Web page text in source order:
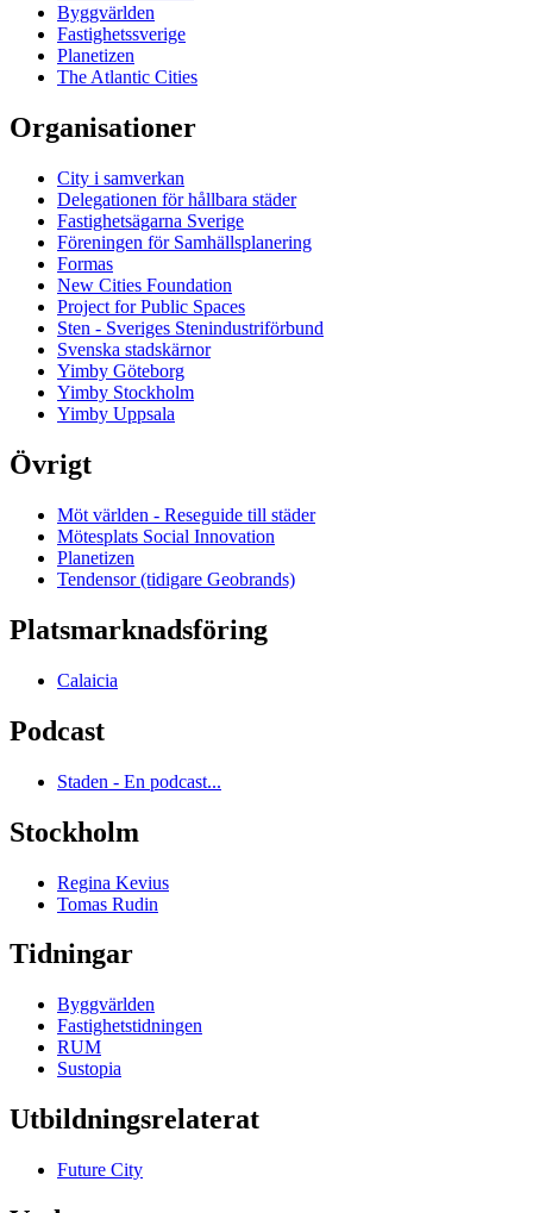
Byggvärlden
Fastighetssverige
Planetizen
The Atlantic Cities
Organisationer
City i samverkan
Delegationen för hållbara städer
Fastighetsägarna Sverige
Föreningen för Samhällsplanering
Formas
New Cities Foundation
Project for Public Spaces
Sten - Sveriges Stenindustriförbund
Svenska stadskärnor
Yimby Göteborg
Yimby Stockholm
Yimby Uppsala
Övrigt
Möt världen - Reseguide till städer
Mötesplats Social Innovation
Planetizen
Tendensor (tidigare Geobrands)
Platsmarknadsföring
Calaicia
Podcast
Staden - En podcast...
Stockholm
Regina Kevius
Tomas Rudin
Tidningar
Byggvärlden
Fastighetstidningen
RUM
Sustopia
Utbildningsrelaterat
Future City